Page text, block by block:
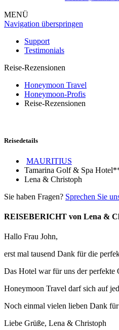
MENÜ
Navigation überspringen
Support
Testimonials
Reise-Rezensionen
Honeymoon Travel
Honeymoon-Profis
Reise-Rezensionen
Reisedetails
MAURITIUS
Tamarina Golf & Spa
Lena & Christoph
Sie haben Fragen? Sprechen Sie
REISEBERICHT von Lena &
Hallo Frau John,
erst mal tausend Dank für die
Das Hotel war für uns der perfekte
Honeymoon Travel darf sich auf
Noch einmal vielen lieben Dank
Liebe Grüße, Lena & Christoph